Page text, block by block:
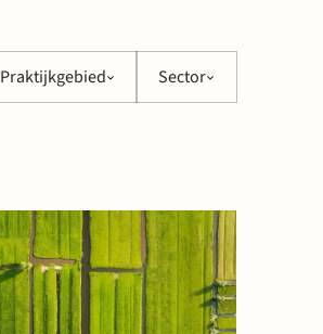
Praktijkgebied Sector